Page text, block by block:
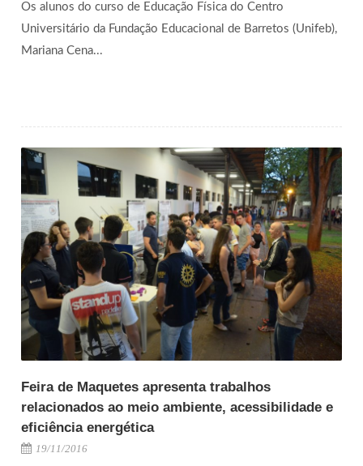
Os alunos do curso de Educação Física do Centro
Universitário da Fundação Educacional de Barretos (Unifeb),
Mariana Cena...
Feira de Maquetes apresenta trabalhos
relacionados ao meio ambiente, acessibilidade e
eficiência energética
19/11/2016